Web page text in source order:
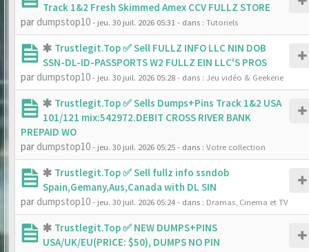
Track 1&2 Fresh Skimmed Amex CCV FULLZ STORE
par dumpstop10- jeu. 30 juil. 2026 05:31 - dans : Tutoriels
Trustlegit.Top ✅ Sell FULLZ INFO LLC NIN DOB
SSN-DL-ID-PASSPORTS W2 FULLZ EIN LLC'S PROS
par dumpstop10- jeu. 30 juil. 2026 05:28- dans : Jeu vidéo & Geekerie
Trustlegit.Top ✅ Sells Dumps+Pins Track 1&2 USA
101/121 mix:542972.DEBIT CROSS RIVER BANK
PREPAID WO
par dumpstop10- jeu. 30 juil. 2026 05:25- dans : Votre collection
Trustlegit.Top ✅ Sell fullz info ssndob
Spain,Gemany,Aus,Canada with DL SIN
par dumpstop10- jeu. 30 juil. 2026 05:24- dans : Dramas, Cinema et TV
Trustlegit.Top ✅ NEW DUMPS+PINS
USA/UK/EU(PRICE: $50), DUMPS NO PIN